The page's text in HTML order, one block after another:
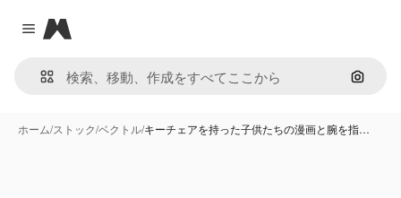
Close menu
Magnific
画像で
ホーム/ストック/ベクトル/キーチェアを持った子供たちの漫画と腕を指…